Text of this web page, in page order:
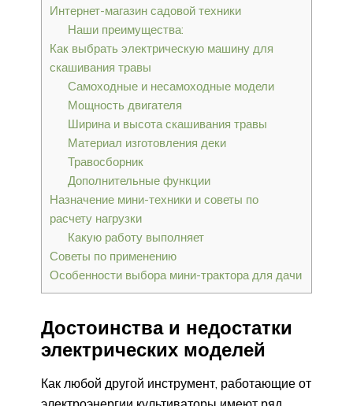
Интернет-магазин садовой техники
Наши преимущества:
Как выбрать электрическую машину для
скашивания травы
Самоходные и несамоходные модели
Мощность двигателя
Ширина и высота скашивания травы
Материал изготовления деки
Травосборник
Дополнительные функции
Назначение мини-техники и советы по
расчету нагрузки
Какую работу выполняет
Советы по применению
Особенности выбора мини-трактора для дачи
Достоинства и недостатки
электрических моделей
Как любой другой инструмент, работающие от